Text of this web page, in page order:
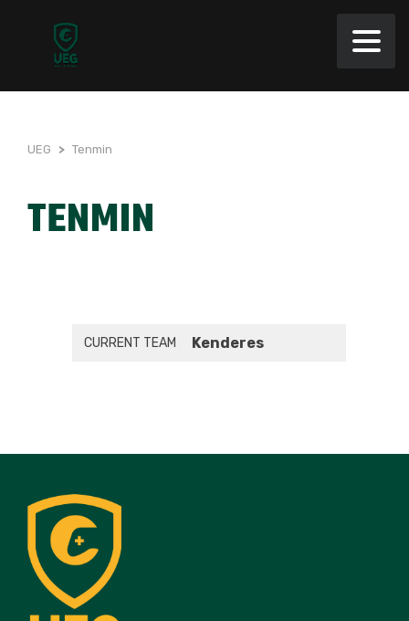
UEG > Tenmin
TENMIN
CURRENT TEAM Kenderes